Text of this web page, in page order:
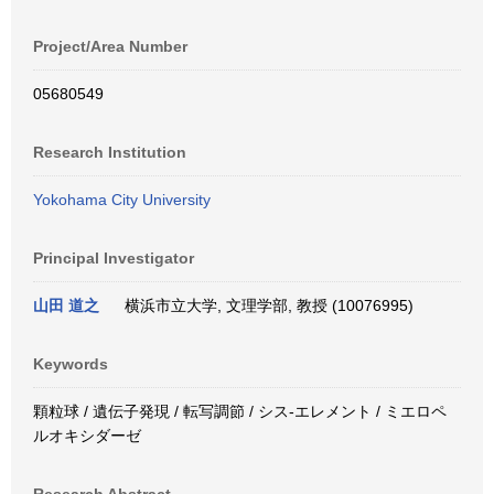
Project/Area Number
05680549
Research Institution
Yokohama City University
Principal Investigator
山田 道之 横浜市立大学, 文理学部, 教授 (10076995)
Keywords
顆粒球 / 遺伝子発現 / 転写調節 / シス-エレメント / ミエロペ
ルオキシダーゼ